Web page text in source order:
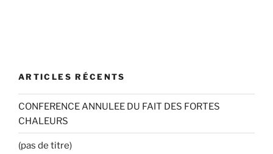
ARTICLES RÉCENTS
CONFERENCE ANNULEE DU FAIT DES FORTES
CHALEURS
(pas de titre)